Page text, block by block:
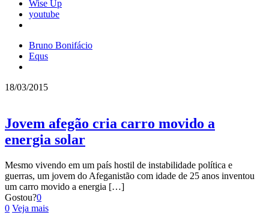
Wise Up
youtube
Bruno Bonifácio
Equs
18/03/2015
Jovem afegão cria carro movido a
energia solar
Mesmo vivendo em um país hostil de instabilidade política e
guerras, um jovem do Afeganistão com idade de 25 anos inventou
um carro movido a energia […]
Gostou?0
0 Veja mais